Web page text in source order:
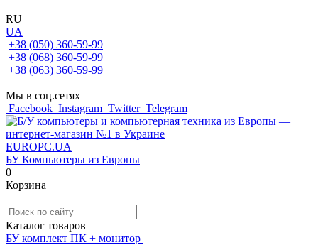
RU
UA
+38 (050) 360-59-99
+38 (068) 360-59-99
+38 (063) 360-59-99
Мы в соц.сетях
Facebook Instagram Twitter Telegram
EUROPC.UA
БУ Компьютеры из Европы
0
Корзина
Каталог товаров
БУ комплект ПК + монитор